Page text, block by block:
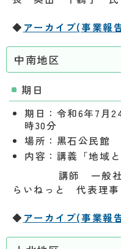
◆ アーカイブ(事業報
中南地区
期日
期日：令和6年7月
時30分
場所：黒石公民館
内容：講義「地域と
講師 一般社団法
らいねっと 代表
◆ アーカイブ(事業報